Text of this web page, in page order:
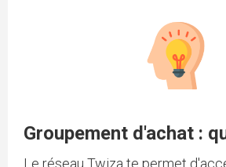
Groupement d'achat :
Le réseau Twiza te permet